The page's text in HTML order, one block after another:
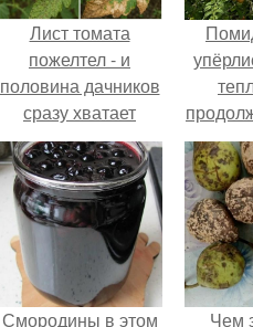
Лист томата
пожелтел - и
половина дачников
сразу хватает
удобрение.
как
Смородины в этом Чем